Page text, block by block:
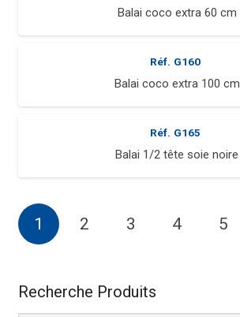
Balai coco extra 60 cm
Réf. G160
Balai coco extra 100 cm
Réf. G165
Balai 1/2 tête soie noire
1 2 3 4 5
Recherche Produits